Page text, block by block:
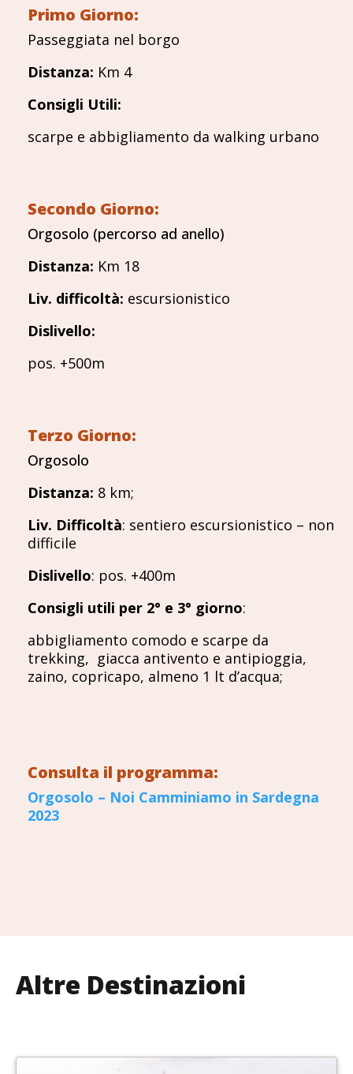
Primo Giorno:
Passeggiata nel borgo
Distanza: Km 4
Consigli Utili:
scarpe e abbigliamento da walking urbano
Secondo Giorno:
Orgosolo (percorso ad anello)
Distanza: Km 18
Liv. difficoltà: escursionistico
Dislivello:
pos. +500m
Terzo Giorno:
Orgosolo
Distanza: 8 km;
Liv. Difficoltà: sentiero escursionistico – non
difficile
Dislivello: pos. +400m
Consigli utili per 2° e 3° giorno:
abbigliamento comodo e scarpe da
trekking, giacca antivento e antipioggia,
zaino, copricapo, almeno 1 lt d’acqua;
Consulta il programma:
Orgosolo – Noi Camminiamo in Sardegna
2023
Altre Destinazioni